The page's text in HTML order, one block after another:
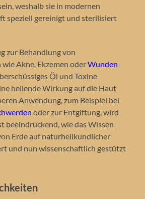
weshalb sie in modernen
speziell gereinigt und sterilisiert
zur Behandlung von
Akne, Ekzemen oderWunden
Öl und Toxine
heilende Wirkung auf die Haut
Anwendung, zum Beispiel bei
oder zur Entgiftung, wird
beeindruckend, wie das Wissen
Erde auf naturheilkundlicher
und nun wissenschaftlich gestützt